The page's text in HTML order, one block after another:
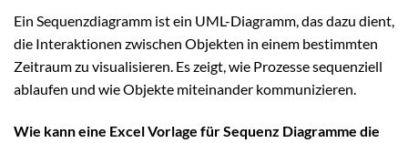
Ein Sequenzdiagramm ist ein UML-Diagramm, das dazu dient,
die Interaktionen zwischen Objekten in einem bestimmten
Zeitraum zu visualisieren. Es zeigt, wie Prozesse sequenziell
ablaufen und wie Objekte miteinander kommunizieren.
Wie kann eine Excel Vorlage für Sequenz Diagramme die